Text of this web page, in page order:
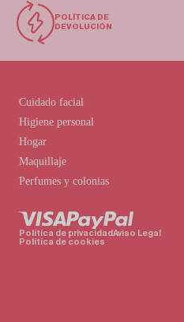
POLÍTICA DE
DEVOLUCIÓN
Cuidado facial
Higiene personal
Hogar
Maquillaje
Perfumes y colonias
Política de privacidadAviso Legal
Política de cookies